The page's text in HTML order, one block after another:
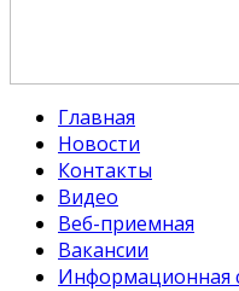
Главная
Новости
Контакты
Видео
Веб-приемная
Вакансии
Информационная